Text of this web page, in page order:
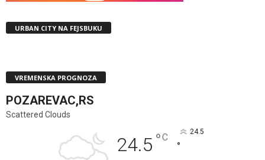
URBAN CITY NA FEJSBUKU
VREMENSKA PROGNOZA
POZAREVAC,RS
Scattered Clouds
24.5 °C 24.5
°